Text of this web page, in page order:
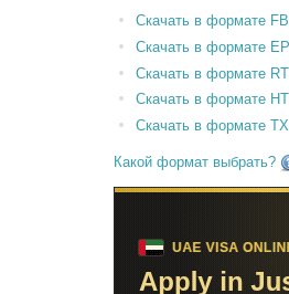
Скачать в формате
Скачать в формате
Скачать в формате
Скачать в формате
Скачать в формате
Какой формат выбрать?